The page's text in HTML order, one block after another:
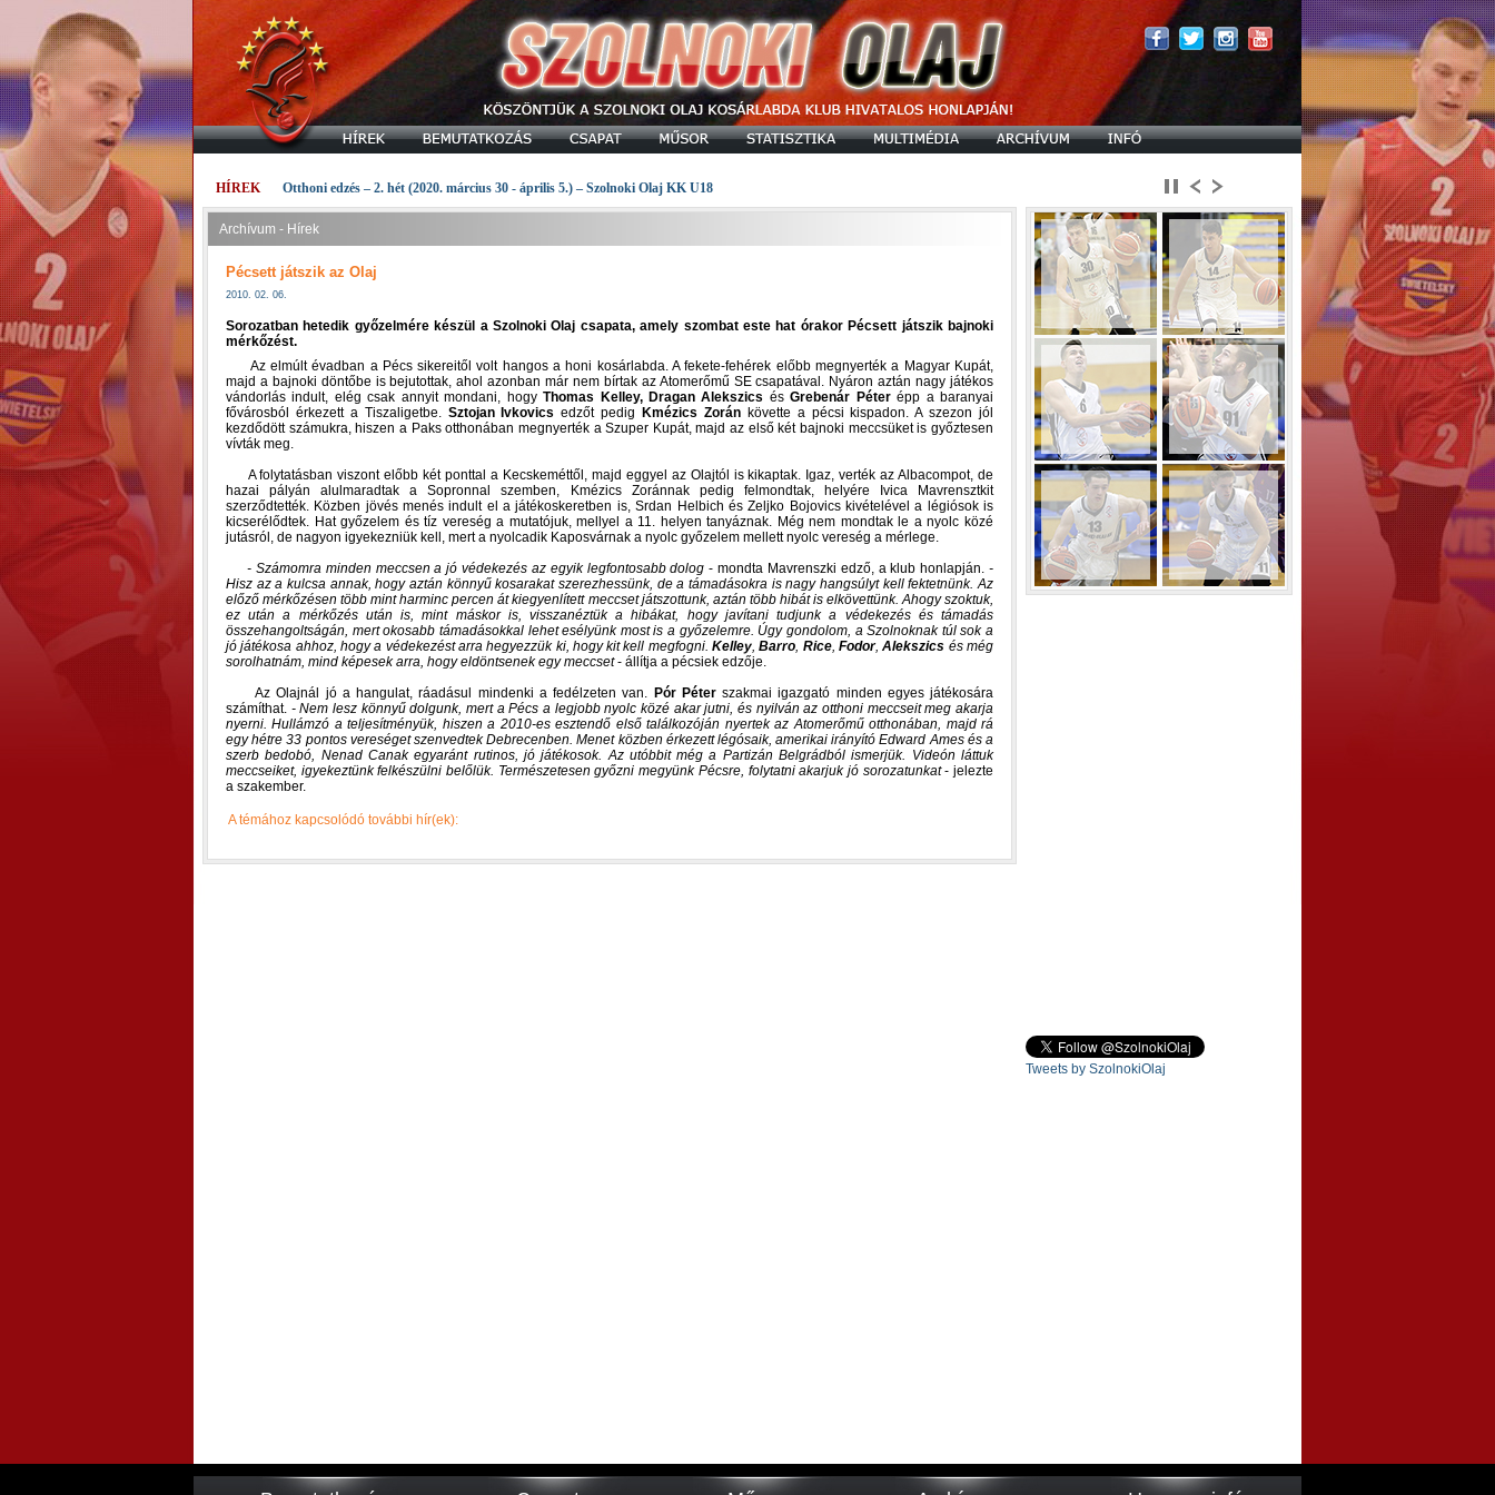
HÍREK Otthoni edzés – 2. hét (2020. március 30 - április 5.) – Szolnoki Olaj KK U18
Archívum - Hírek
Pécsett játszik az Olaj
2010. 02. 06.
Sorozatban hetedik győzelmére készül a Szolnoki Olaj csapata, amely szombat este hat órakor Pécsett játszik bajnoki
mérkőzést.
Az elmúlt évadban a Pécs sikereitől volt hangos a honi kosárlabda. A fekete-fehérek előbb megnyerték a Magyar Kupát,
majd a bajnoki döntőbe is bejutottak, ahol azonban már nem bírtak az Atomerőmű SE csapatával. Nyáron aztán nagy játékos
vándorlás indult, elég csak annyit mondani, hogyThomas Kelley, Dragan Alekszics ésGrebenár Péterépp a baranyai
fővárosból érkezett a Tiszaligetbe. Sztojan Ivkovics edzőt pedig Kmézics Zoránkövette a pécsi kispadon. A szezon jól
kezdődött számukra, hiszen a Paks otthonában megnyerték a Szuper Kupát, majd az első két bajnoki meccsüket is győztesen
vívták meg.
A folytatásban viszont előbb két ponttal a Kecskeméttől, majd eggyel az Olajtól is kikaptak. Igaz, verték az Albacompot, de
hazai pályán alulmaradtak a Sopronnal szemben, Kmézics Zoránnak pedig felmondtak, helyére Ivica Mavrensztkit
szerződtették. Közben jövés menés indult el a játékoskeretben is, Srdan Helbich és Zeljko Bojovics kivételével a légiósok is
kicserélődtek. Hat győzelem és tíz vereség a mutatójuk, mellyel a 11. helyen tanyáznak. Még nem mondtak le a nyolc közé
jutásról, de nagyon igyekezniük kell, mert a nyolcadik Kaposvárnak a nyolc győzelem mellett nyolc vereség a mérlege.
- Számomra minden meccsen a jó védekezés az egyik legfontosabb dolog - mondta Mavrenszki edző, a klub honlapján.-
Hisz az a kulcsa annak, hogy aztán könnyű kosarakat szerezhessünk, de a támadásokra is nagy hangsúlyt kell fektetnünk. Az
előző mérkőzésen több mint harminc percen át kiegyenlített meccset játszottunk, aztán több hibát is elkövettünk. Ahogy szoktuk,
ez után a mérkőzés után is, mint máskor is, visszanéztük a hibákat, hogy javítani tudjunk a védekezés és támadás
összehangoltságán, mert okosabb támadásokkal lehet esélyünk most is a győzelemre. Úgy gondolom, a Szolnoknak túl sok a
jó játékosa ahhoz, hogy a védekezést arra hegyezzük ki, hogy kit kell megfogni.Kelley,Barro, Rice,Fodor,Alekszics és még
sorolhatnám, mind képesek arra, hogy eldöntsenek egy meccset- állítja a pécsiek edzője.
Az Olajnál jó a hangulat, ráadásul mindenki a fedélzeten van. Pór Péterszakmai igazgató minden egyes játékosára
számíthat. - Nem lesz könnyű dolgunk, mert a Pécs a legjobb nyolc közé akar jutni, és nyilván az otthoni meccseit meg akarja
nyerni. Hullámzó a teljesítményük, hiszen a 2010-es esztendő első találkozóján nyertek az Atomerőmű otthonában, majd rá
egy hétre 33 pontos vereséget szenvedtek Debrecenben. Menet közben érkezett légósaik, amerikai irányító Edward Ames és a
szerb bedobó, Nenad Canak egyaránt rutinos, jó játékosok. Az utóbbit még a Partizán Belgrádból ismerjük. Videón láttuk
meccseiket, igyekeztünk felkészülni belőlük. Természetesen győzni megyünk Pécsre, folytatni akarjuk jó sorozatunkat- jelezte
a szakember.
A témához kapcsolódó további hír(ek):
Tweets by SzolnokiOlaj